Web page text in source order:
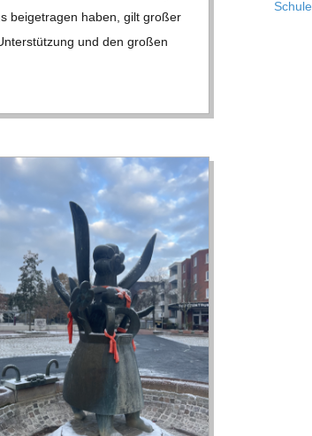
bei­getra­gen haben, gilt gro­ßer
und den gro­ßen
Schule